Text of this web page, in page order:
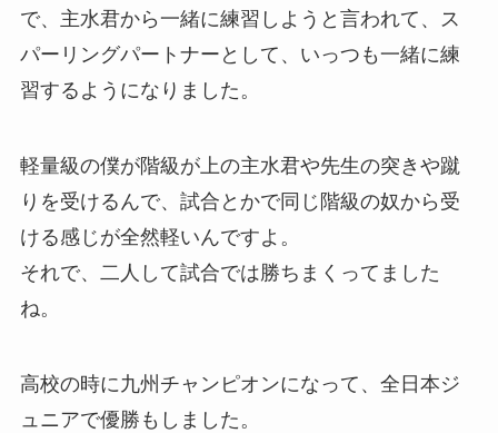
で、主水君から一緒に練習しようと言われて、ス
パーリングパートナーとして、いっつも一緒に練
習するようになりました。
軽量級の僕が階級が上の主水君や先生の突きや蹴
りを受けるんで、試合とかで同じ階級の奴から受
ける感じが全然軽いんですよ。
それで、二人して試合では勝ちまくってました
ね。
高校の時に九州チャンピオンになって、全日本ジ
ュニアで優勝もしました。